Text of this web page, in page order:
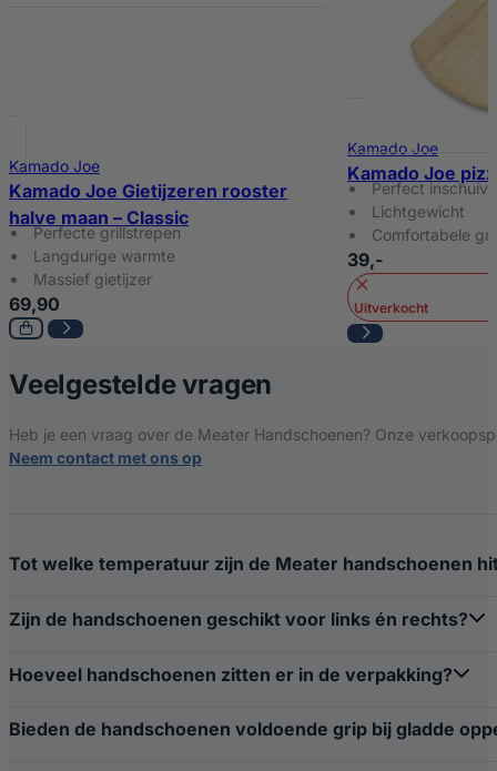
Kamado Joe
Kamado Joe Gietijzeren rooster
halve maan – Classic
Perfecte grillstrepen
Langdurige warmte
Massief gietijzer
69,90
Kamado Joe
Kamado Joe
Perfect
Lichtgewicht
Comfortabele
39,-
Uitverkocht
Veelgestelde vragen
Heb je een vraag over de Meater Handschoenen? Onze
Neem contact met ons op
Tot welke temperatuur zijn de Meater handschoenen
Zijn de handschoenen geschikt voor links én rechts?
Hoeveel handschoenen zitten er in de verpakking?
Bieden de handschoenen voldoende grip bij gladde